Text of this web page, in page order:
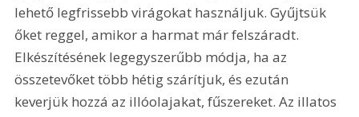
lehető legfrissebb virágokat használjuk. Gyűjtsük
őket reggel, amikor a harmat már felszáradt.
Elkészítésének legegyszerűbb módja, ha az
összetevőket több hétig szárítjuk, és ezután
keverjük hozzá az illóolajakat, fűszereket. Az illatos